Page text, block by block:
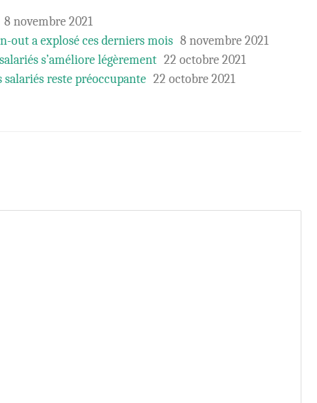
8 novembre 2021
out a explosé ces derniers mois 8 novembre 2021
s’améliore légèrement 22 octobre 2021
salariés reste préoccupante 22 octobre 2021